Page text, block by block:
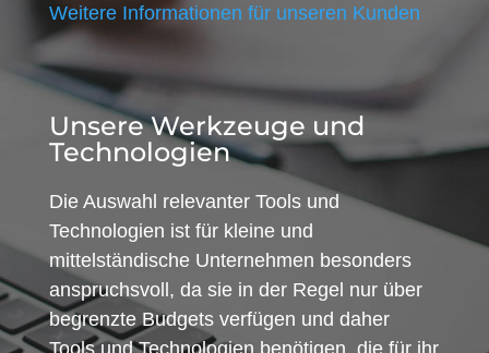
Weitere Informationen für unseren Kunden
Unsere Werkzeuge und
Technologien
Die Auswahl relevanter Tools und
Technologien ist für kleine und
mittelständische Unternehmen besonders
anspruchsvoll, da sie in der Regel nur über
begrenzte Budgets verfügen und daher
Tools und Technologien benötigen, die für ihr